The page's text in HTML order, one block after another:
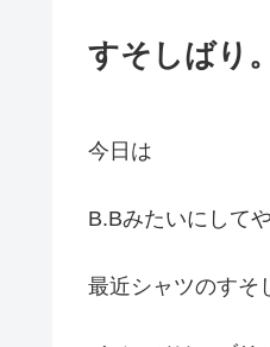
すそしばり。
今日は
B.Bみたいにして
最近シャツのすそ